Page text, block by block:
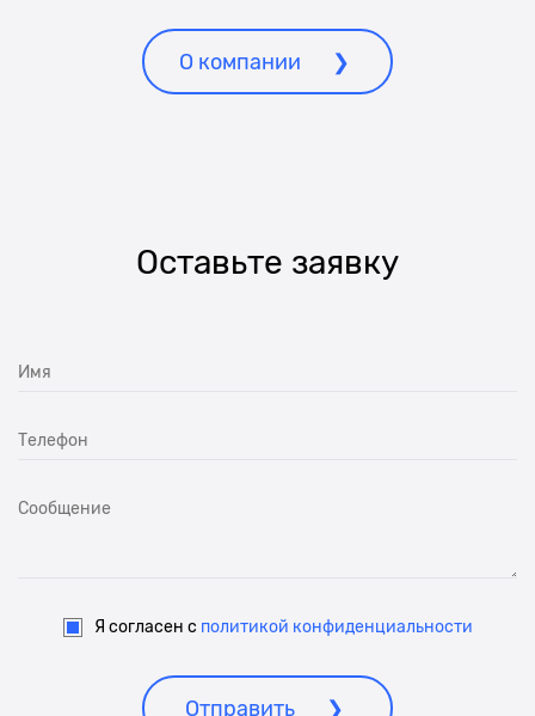
О компании
Оставьте заявку
Я согласен с политикой конфиденциальности
Отправить